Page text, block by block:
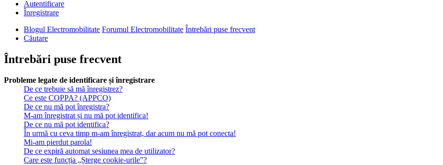
Autentificare
Înregistrare
Blogul Electromobilitate Forumul Electromobilitate Întrebări puse frecvent
Căutare
Întrebări puse frecvent
Probleme legate de identificare și înregistrare
De ce trebuie să mă înregistrez?
Ce este COPPA? (APPCO)
De ce nu mă pot înregistra?
M-am înregistrat și nu mă pot identifica!
De ce nu mă pot identifica?
În urmă cu ceva timp m-am înregistrat, dar acum nu mă pot conecta!
Mi-am pierdut parola!
De ce expiră automat sesiunea mea de utilizator?
Care este funcția „Șterge cookie-urile”?